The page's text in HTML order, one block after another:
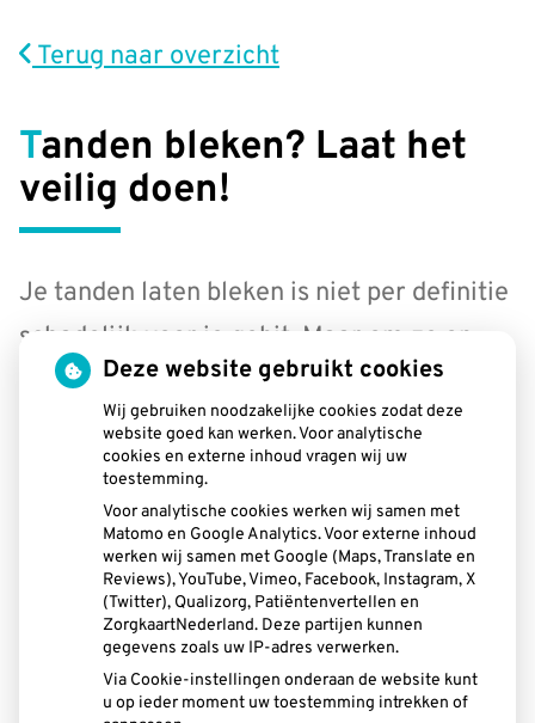
Terug naar overzicht
Tanden bleken? Laat het
veilig doen!
Je tanden laten bleken is niet per definitie
schadelijk voor je gebit. Maar om ze op
een veilig manier lichter te krijgen, is het
wel van belang dit altijd in overleg met je
tandarts of mondhygiënist te doen.
Lees het hele artikel op:
allesoverhetgebit.nl
Publicatiedatum:22-05-2026
Deze website gebruikt cookies
Wij gebruiken noodzakelijke cookies zodat deze
website goed kan werken. Voor analytische
cookies en externe inhoud vragen wij uw
toestemming.
Voor analytische cookies werken wij samen met
Matomo en Google Analytics. Voor externe inhoud
werken wij samen met Google (Maps, Translate en
Reviews), YouTube, Vimeo, Facebook, Instagram, X
(Twitter), Qualizorg, Patiëntenvertellen en
ZorgkaartNederland. Deze partijen kunnen
gegevens zoals uw IP-adres verwerken.
Via Cookie-instellingen onderaan de website kunt
u op ieder moment uw toestemming intrekken of